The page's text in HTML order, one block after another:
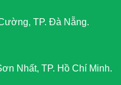
TP. Đà Nẵng.
Nhất, TP. Hồ Chí Minh.